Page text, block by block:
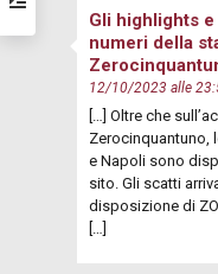
Gli highlights
numeri della
12/10/2023 alle
[…] Oltre che
Zerocinquantuno,
e Napoli sono
sito. Gli scatti
disposizione di